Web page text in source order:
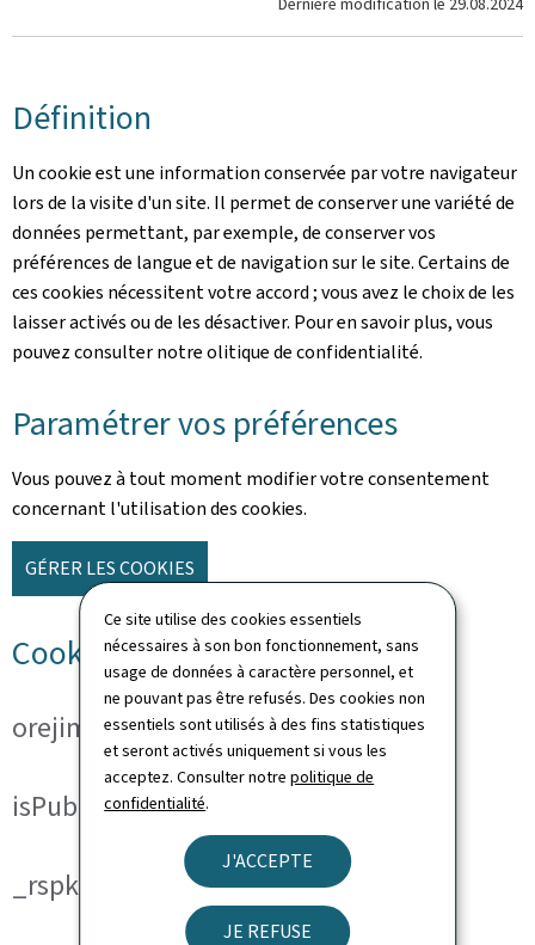
Ce site utilise des cookies essentiels
nécessaires à son bon fonctionnement, sans
usage de données à caractère personnel, et
ne pouvant pas être refusés. Des cookies non
essentiels sont utilisés à des fins statistiques
et seront activés uniquement si vous les
acceptez. Consulter notrepolitique de
confidentialité.
J'ACCEPTE
JE REFUSE
Définition
Un cookie est une information conservée par votre navigateur
lors de la visite d'un site. Il permet de conserver une variété de
données permettant, par exemple, de conserver vos
préférences de langue et de navigation sur le site. Certains de
ces cookies nécessitent votre accord ; vous avez le choix de les
laisser activés ou de les désactiver. Pour en savoir plus, vous
pouvez consulter notre olitique de confidentialité.
Paramétrer vos préférences
Vous pouvez à tout moment modifier votre consentement
concernant l'utilisation des cookies.
GÉRER LES COOKIES
Cookies techniques
orejime
isPublicWebsite
_rspkrLoadCore (ReadSpeaker)